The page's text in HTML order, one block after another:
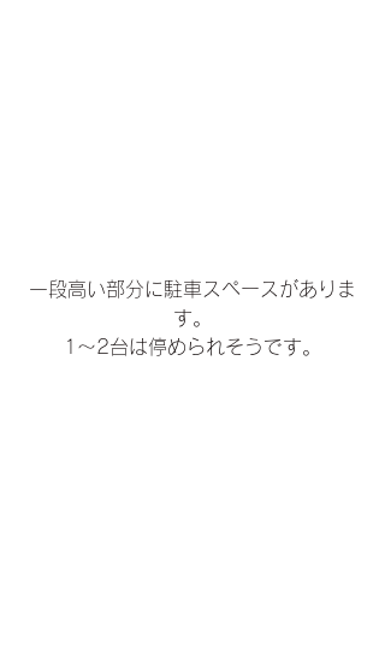
一段高い部分に駐車スペースがありま
す。
1～2台は停められそうです。